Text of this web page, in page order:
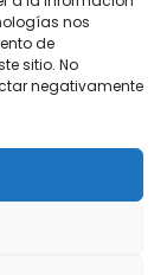
nos
de
sitio. No
negativamente